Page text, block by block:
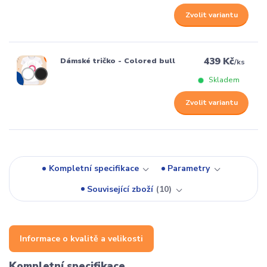
Zvolit variantu
Dámské tričko - Colored bull 439 Kč/ks
Skladem
Zvolit variantu
Kompletní specifikace
Parametry
Související zboží
10
Informace o kvalitě a velikosti